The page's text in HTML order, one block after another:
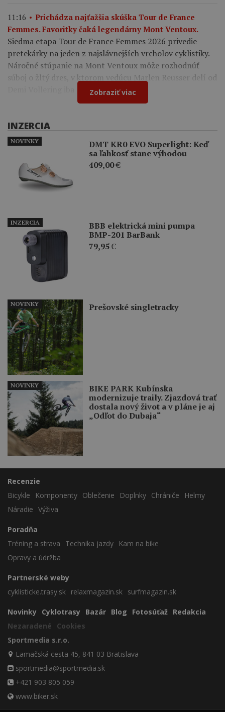
11:16
Prichádza najťažšia skúška Tour de France
Femmes. Favoritky čaká legendárny Mont Ventoux.
Siedma etapa Tour de France Femmes 2026 privedie
pretekárky na jeden z najslávnejších vrcholov cyklistiky.
Náročné stúpanie na Mont Ventoux môže rozhodnúť
súboj o žltý dres, v ktorom vedúcu Marlen Reusser delí od
Demi Vollering iba 12 sekúnd.
Zobraziť viac
INZERCIA
DMT KR0 EVO Superlight: Keď
sa ľahkosť stane výhodou
409,00€
NOVINKY
BBB elektrická mini pumpa
BMP-201 BarBank
79,95€
INZERCIA
Prešovské singletracky
NOVINKY
BIKE PARK Kubínska
modernizuje traily. Zjazdová trať
dostala nový život a v pláne je aj
„Odľot do Dubaja“
NOVINKY
Recenzie
Bicykle
Komponenty Oblečenie Doplnky Chrániče
Helmy
Náradie Výživa
Poradňa
Tréning a strava
Technika jazdy
Kam na bike
Opravy a údržba
Partnerské weby
cyklisticke.trasy.sk relaxmagazin.sk surfmagazin.sk
Novinky Cyklotrasy Bazár Blog Fotosúťaž Redakcia
Nezaradené
Cookies
Sportmedia s.r.o.
Lamačská cesta 45, 841 03 Bratislava
sportmedia@sportmedia.sk
+421 903 805 059
www.biker.sk